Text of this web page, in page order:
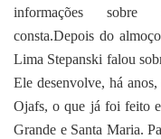
informações sobre
consta.Depois do
Lima Stepanski falou
Ele desenvolve, há
Ojafs, o que já foi feito
Grande e Santa Maria.